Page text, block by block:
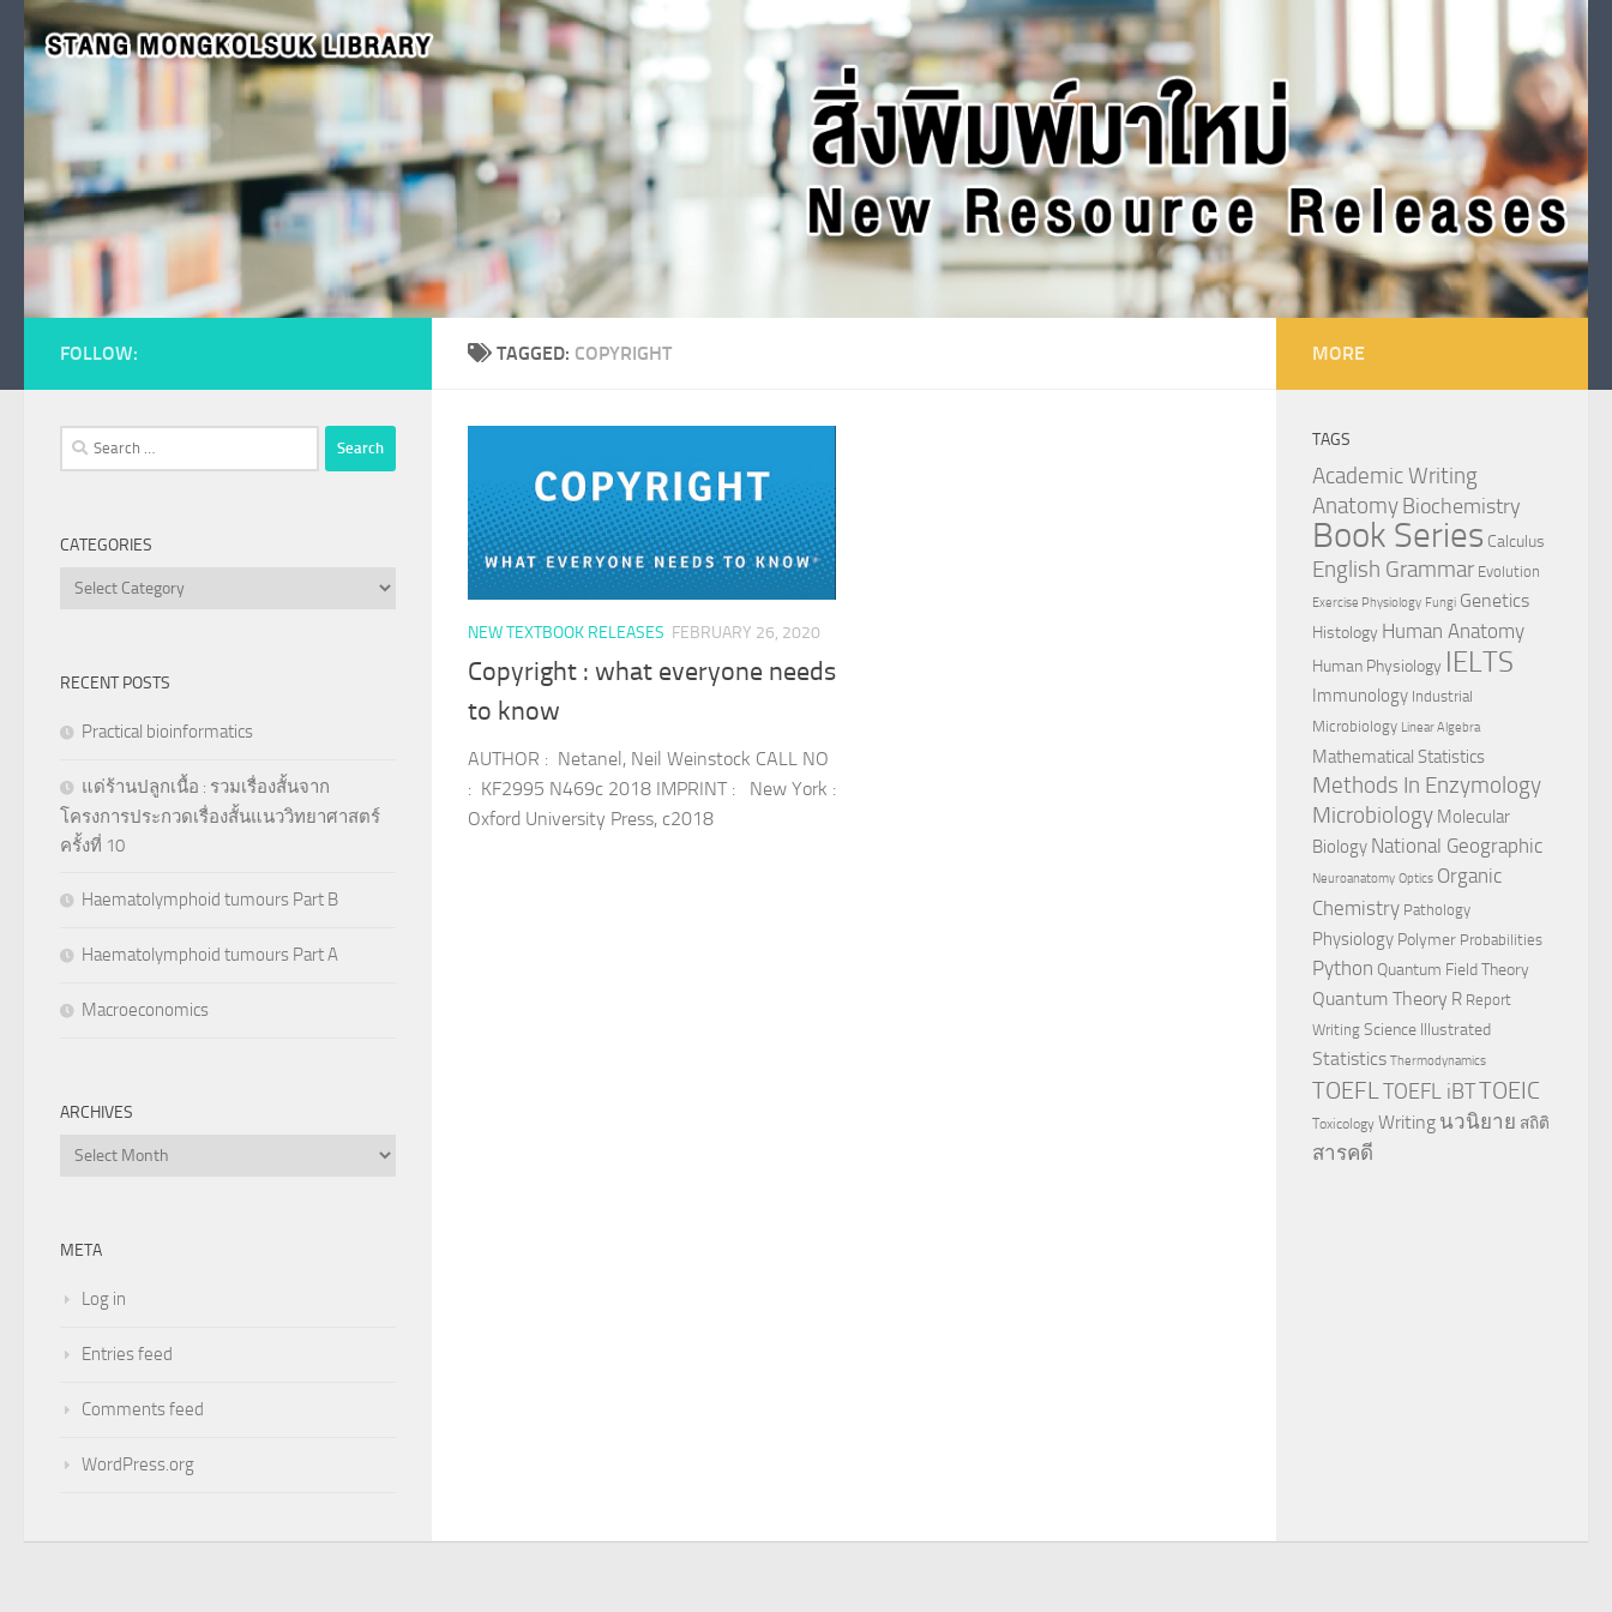
Skip to content
TAGGED: COPYRIGHT
NEW TEXTBOOK RELEASES FEBRUARY 26, 2020
Copyright : what everyone needs
to know
AUTHOR : Netanel, Neil Weinstock CALL NO
: KF2995 N469c 2018 IMPRINT : New York :
Oxford University Press, c2018
FOLLOW:
Search
for:
CATEGORIES
Categories
RECENT POSTS
Practical bioinformatics
แด่ร้านปลูกเนื้อ : รวมเรื่องสั้นจาก
โครงการประกวดเรื่องสั้นแนววิทยาศาสตร์
ครั้งที่ 10
Haematolymphoid tumours Part B
Haematolymphoid tumours Part A
Macroeconomics
ARCHIVES
Archives
META
Log in
Entries feed
Comments feed
WordPress.org
MORE
TAGS
Academic Writing
AnatomyBiochemistry
Book Series Calculus
English Grammar Evolution
Exercise Physiology Fungi Genetics
Histology Human Anatomy
Human Physiology IELTS
Immunology Industrial
Microbiology Linear Algebra
Mathematical Statistics
Methods In Enzymology
Microbiology Molecular
Biology National Geographic
Neuroanatomy Optics Organic
Chemistry Pathology
Physiology Polymer Probabilities
Python Quantum Field Theory
Quantum Theory R Report
Writing Science Illustrated
Statistics Thermodynamics
TOEFL TOEFL iBTTOEIC
Toxicology Writing นวนิยาย สถิติ
สารคดี